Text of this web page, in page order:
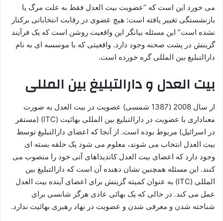
می خورد این است که “عضویت بیت العدل فقط به علت مرگ یا
بازنشستگی تغییر یافته است: هیچ عضوی در رقابت انتخاباتی برکنار
نشده است” این مسئله بیانگر این واقعیت روشن است که یک فرآیند
گزینش در پشت صحنه وجود دارد. واقعیتی که با موسسه ای به نام
دارالتبلیغ بین المللی گره خورده است.
بیت العدل و دارالتبلیغ بین المللی
از سال 2008 (1387 شمسی) عضویت در بیت العدل به صورت
معناداری با عضویت در دارالتبلیغ بین المللی بهائیت (ITC) (مستقر
در اسرائیل) مربوط بوده است. از آنجا که اعضای دارالتبلیغ توسط
بیت العدل انتخاب می شوند، معلوم می شود یک حلقه بسته ای
وجود دارد که اعضای بیت العدل کاندیداهای آتی خود را منصوب می
کنند. این مسئله همچنین نشان دهنده آن است که دارالتبلیغ بین
المللی (ITC) به عنوان کمیته گزینش برای اعضای آینده بیت العدل
عمل می کند. در حالی که یک بهائی عادی هرگز شانسی برای
شناخته شدن و معرفی شدن و عضویت در نهاد رهبری بهائیت ندارد.